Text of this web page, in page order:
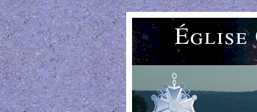
Église